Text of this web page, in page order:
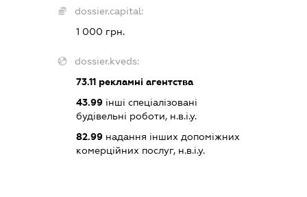
dossier.capital:
1 000 грн.
dossier.kveds:
73.11рекламні агентства
43.99інші спеціалізовані
будівельні роботи, н.в.і.у.
82.99надання інших допоміжних
комерційних послуг, н.в.і.у.